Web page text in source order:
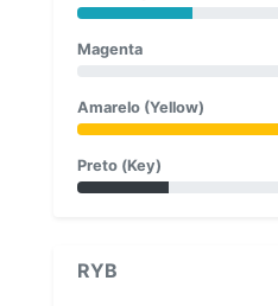
Magenta
Amarelo (Yellow)
Preto (Key)
RYB